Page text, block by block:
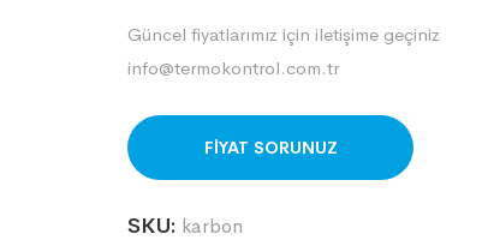
Güncel fiyatlarımız için iletişime geçiniz
info@termokontrol.com.tr
ORDER ON WHATSAPP
SKU: karbon